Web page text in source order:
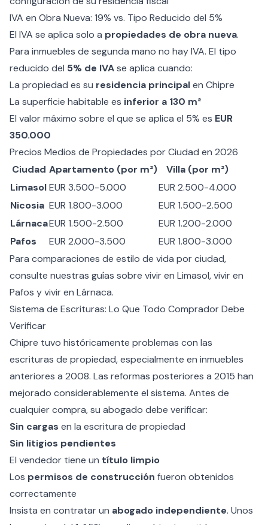
IVA en Obra Nueva: 19% vs. Tipo Reducido del 5%
El IVA se aplica solo a propiedades de obra nueva.
Para inmuebles de segunda mano no hay IVA. El tipo
reducido del 5% de IVAse aplica cuando:
La propiedad es su residencia principalen Chipre
La superficie habitable es inferior a 130 m²
El valor máximo sobre el que se aplica el 5% es EUR
350.000
Precios Medios de Propiedades por Ciudad en 2026
Ciudad Apartamento (por m²)
Villa (por m²)
LimasolEUR 3.500-5.000
EUR 2.500-4.000
Nicosia EUR 1.800-3.000
EUR 1.500-2.500
LárnacaEUR 1.500-2.500
EUR 1.200-2.000
Pafos
EUR 2.000-3.500
EUR 1.800-3.000
Para comparaciones de estilo de vida por ciudad,
consulte nuestras guías sobre vivir en Limasol,vivir en
Pafos yvivir en Lárnaca.
Sistema de Escrituras: Lo Que Todo Comprador Debe
Verificar
Chipre tuvo históricamente problemas con las
escrituras de propiedad, especialmente en inmuebles
anteriores a 2008. Las reformas posteriores a 2015 han
mejorado considerablemente el sistema. Antes de
cualquier compra, su abogado debe verificar:
Sin cargas en la escritura de propiedad
Sin litigios pendientes
El vendedor tiene un título limpio
Los permisos de construcción fueron obtenidos
correctamente
Insista en contratar un abogado independiente. Unos